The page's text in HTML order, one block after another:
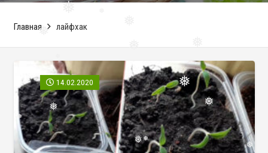
❅
❅
❅
❅
❅
❅
❅
❅
Главная лайфхак
14.02.2020